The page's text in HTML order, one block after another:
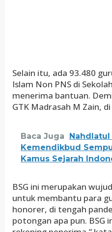
Selain itu, ada 93.480
Islam Non PNS di
menerima bantuan.
GTK Madrasah M Zain,
Baca Juga
Nahdlatul
Kemendikbud
Kamus Sejarah
BSG ini merupakan
untuk membantu para
honorer, di tengah
potongan apa pun. BSG